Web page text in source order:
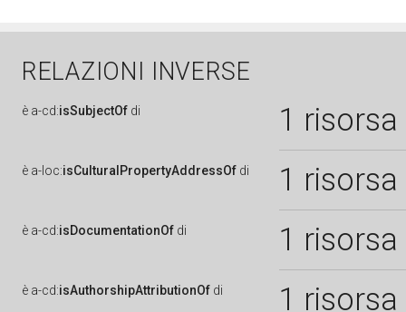
RELAZIONI INVERSE
è a-cd:isSubjectOf di 1 risorsa
è a-loc:isCulturalPropertyAddressOf di 1 risorsa
è a-cd:isDocumentationOf di 1 risorsa
è a-cd:isAuthorshipAttributionOf di 1 risorsa